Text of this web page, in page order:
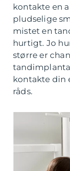
kontakte en
pludselige
mistet en
hurtigt. Jo
større er
kontakte din
råds.